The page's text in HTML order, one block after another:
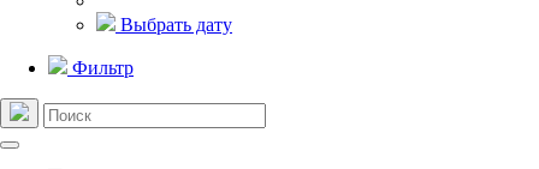
Выбрать дату
Фильтр